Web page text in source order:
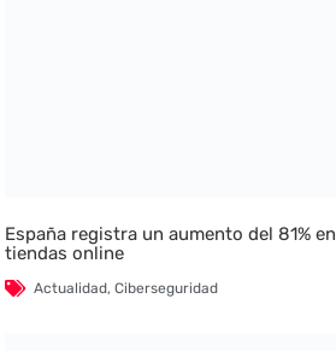
España registra un aumento del 81%
tiendas online
Actualidad,Ciberseguridad